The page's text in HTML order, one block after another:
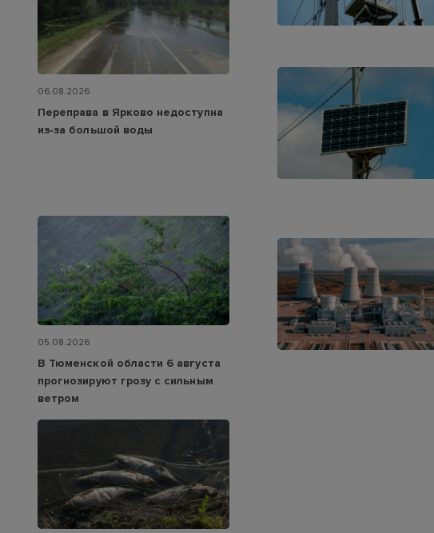
06.08.2026
Переправа в Ярково недоступна
из‑за большой воды
05.08.2026
В Тюменской области 6 августа
прогнозируют грозу с сильным
ветром